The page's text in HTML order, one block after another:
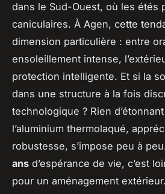
dans le Sud-Ouest, où les étés
caniculaires. À Agen, cette
dimension particulière : entre
ensoleillement intense,
protection intelligente. Et si la
dans une structure à la fois
technologique ? Rien
l’aluminium thermolaqué,
robustesse, s’impose peu à
ans d’espérance de vie, c’est
pour un aménagement extérieur.